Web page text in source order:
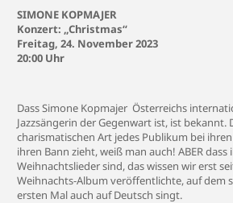
SIMONE KOPMAJER
Konzert: „Christmas“
Freitag, 24. November 2023
20:00 Uhr
Dass Simone Kopmajer Österreichs
Jazzsängerin der Gegenwart ist, ist bekannt.
charismatischen Art jedes Publikum bei
ihren Bann zieht, weiß man auch! ABER
Weihnachtslieder sind, das wissen wir erst
Weihnachts-Album veröffentlichte, auf dem
ersten Mal auch auf Deutsch singt.